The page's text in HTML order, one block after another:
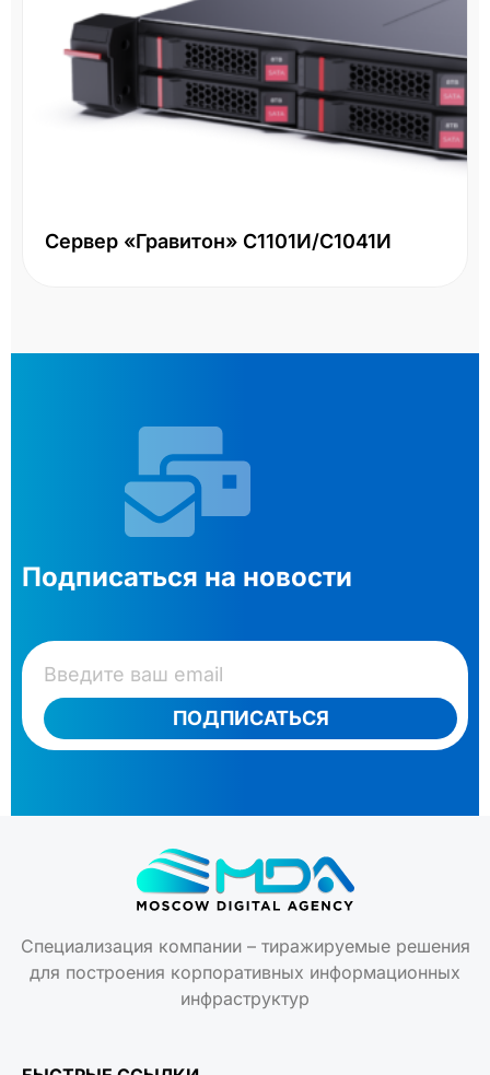
Сервер «Гравитон» С1101И/С1041И
Подписаться на новости
ПОДПИСАТЬСЯ
Специализация компании – тиражируемые решения
для построения корпоративных информационных
инфраструктур